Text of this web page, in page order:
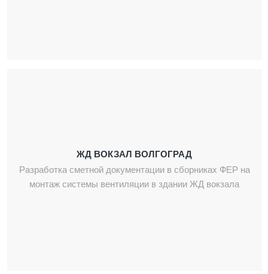
ЖД ВОКЗАЛ ВОЛГОГРАД
Разработка сметной документации в сборниках ФЕР на
монтаж системы вентиляции в здании ЖД вокзала